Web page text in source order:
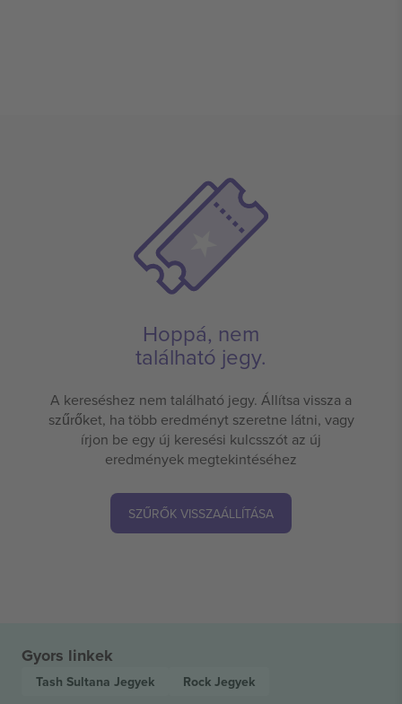
Hoppá, nem
található jegy.
A kereséshez nem található jegy. Állítsa vissza a
szűrőket, ha több eredményt szeretne látni, vagy
írjon be egy új keresési kulcsszót az új
eredmények megtekintéséhez
SZŰRŐK VISSZAÁLLÍTÁSA
Gyors linkek
Tash Sultana Jegyek Rock Jegyek